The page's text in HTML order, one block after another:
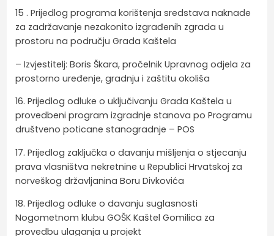
15 . Prijedlog programa korištenja sredstava naknade
za zadržavanje nezakonito izgrađenih zgrada u
prostoru na području Grada Kaštela
– Izvjestitelj: Boris Škara, pročelnik Upravnog odjela za
prostorno uređenje, gradnju i zaštitu okoliša
16. Prijedlog odluke o uključivanju Grada Kaštela u
provedbeni program izgradnje stanova po Programu
društveno poticane stanogradnje – POS
17. Prijedlog zaključka o davanju mišljenja o stjecanju
prava vlasništva nekretnine u Republici Hrvatskoj za
norveškog državljanina Boru Divkovića
18. Prijedlog odluke o davanju suglasnosti
Nogometnom klubu GOŠK Kaštel Gomilica za
provedbu ulaganja u projekt